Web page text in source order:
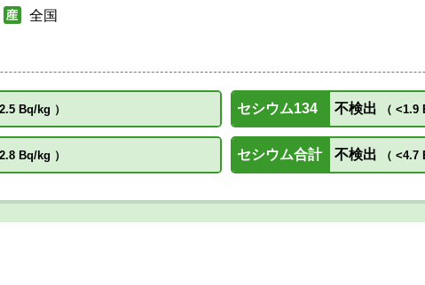
全国
Bq/kg ） セシウム134 不検出 （ <1.9
Bq/kg ） セシウム合計 不検出 （ <4.7